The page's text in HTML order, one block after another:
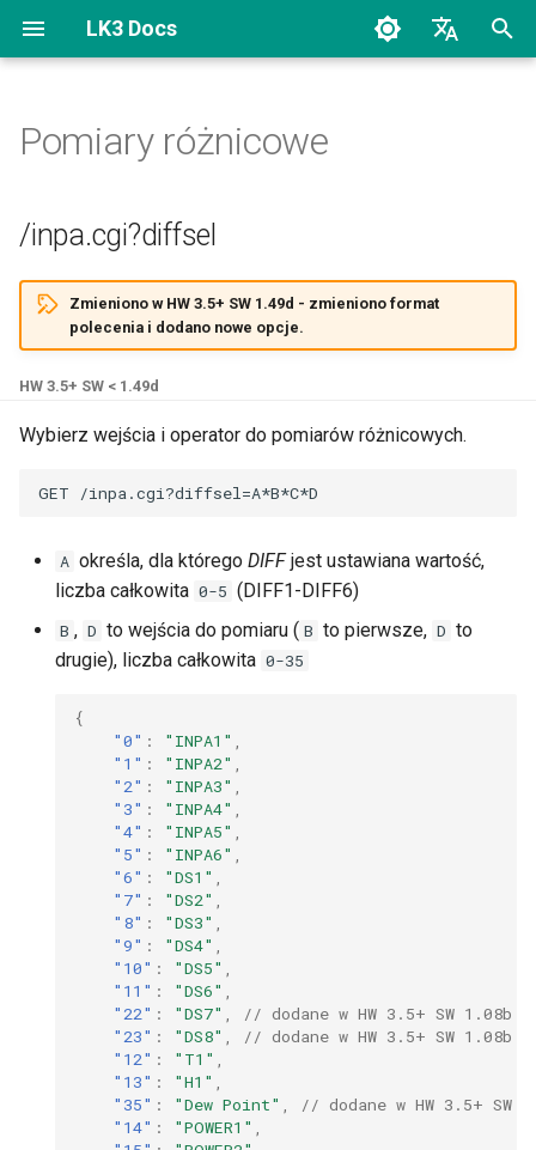
LK3 Docs
j
a
n
Login
Ustawienia UI
Status
Status użytkownika
Wyjścia
Czujniki I2C i 1-Wire
Port szeregowy
Moc i energia
Zdalne sterowanie
Klient HTTP
Klient MQTT
/inpa.cgi?diffsel
/inpa.cgi?diffzsel
/stm.cgi?diffname
SNMP OID
Odpowiedzi JSON/XML
Sterowanie inteligentną
Kontrolera
Pomiary różnicowe
/inpa.cgi?diffsel
Zmieniono w HW 3.5+ SW 1.49d - zmieniono format
polecenia i dodano nowe opcje.
HW 3.5+ SW < 1.49d
Wybierz wejścia i operator do pomiarów różnicowych.
A określa, dla którego DIFFjest ustawiana wartość,
liczba całkowita 0-5 (DIFF1-DIFF6)
B , D to wejścia do pomiaru ( B to pierwsze, D to
drugie), liczba całkowita 0-35
{
"0" : "INPA1"
"1" : "INPA2"
"2" : "INPA3"
"3" : "INPA4"
"4" : "INPA5"
"5" : "INPA6"
"6" : "DS1"
"7" : "DS2"
"8" : "DS3"
"9" : "DS4"
"10" : "DS5"
"11" : "DS6"
"22" : "DS7"
// dodane w HW 3.5+ SW 1.08b
"23" : "DS8"
// dodane w HW 3.5+ SW 1.08b
"12" : "T1"
"13" : "H1"
"35" : "Dew Point"
// dodane w HW 3.5+ SW
"14" : "POWER1"